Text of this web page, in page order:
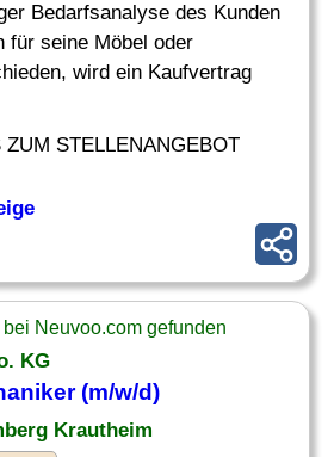
Bedarfsanalyse des Kunden
für seine Möbel oder
wird ein Kaufvertrag
ZUM STELLENANGEBOT
Neuvoo.com gefunden
KG
(m/w/d)
Krautheim